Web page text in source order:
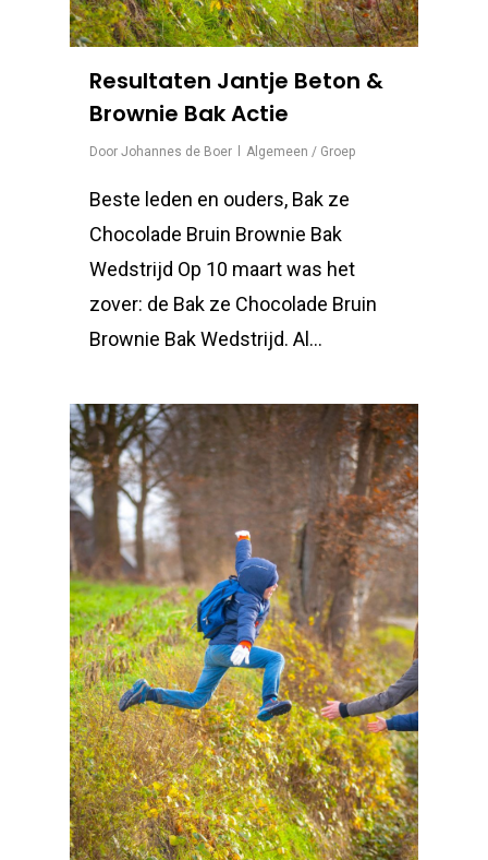
Resultaten Jantje Beton &
Brownie Bak Actie
Door Johannes de Boer Algemeen / Groep
Beste leden en ouders, Bak ze
Chocolade Bruin Brownie Bak
Wedstrijd Op 10 maart was het
zover: de Bak ze Chocolade Bruin
Brownie Bak Wedstrijd. Al…